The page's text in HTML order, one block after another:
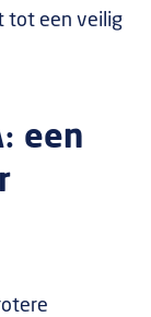
tot een veilig
een